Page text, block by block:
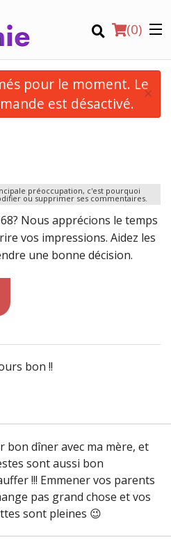
(0)
pour le moment. Le
est désactivé.
×
préoccupation, c'est pourquoi
ou supprimer ses commentaires.
Nous apprécions le temps
vos impressions. Aidez les
une bonne décision.
bon !!
bon dîner avec ma mère, et
sont aussi bon
!!! Emmener vos parents
pas grand chose et vos
sont pleines 😉